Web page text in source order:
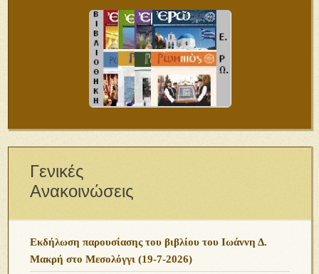
Γενικές
Ανακοινώσεις
Εκδήλωση παρουσίασης του βιβλίου του Ιωάννη Δ.
Μακρή στο Μεσολόγγι (19-7-2026)